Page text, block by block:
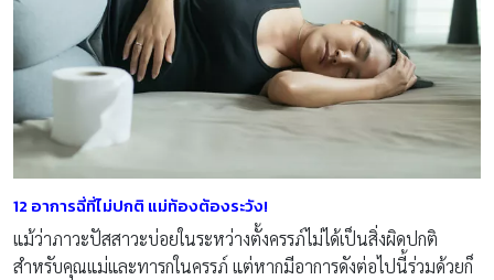
12 อาการฉี่ที่ไม่ปกติ แม่ท้องต้องระวัง!
แม้ว่าภาวะปัสสาวะบ่อยในระหว่างตั้งครรภ์ไม่ได้เป็นสิ่งผิดปกติ
สำหรับคุณแม่และทารกในครรภ์ แต่หากมีอาการดังต่อไปนี้ร่วมด้วยก็